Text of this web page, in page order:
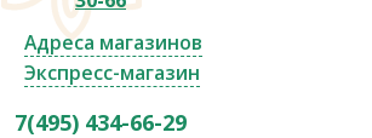
Адреса магазинов
Экспресс-магазин
7(495) 434-66-29